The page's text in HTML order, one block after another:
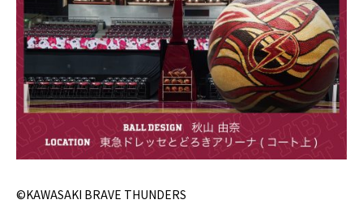
©KAWASAKI BRAVE THUNDERS